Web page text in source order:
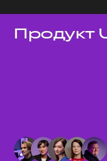
Темы докладов
Продукт